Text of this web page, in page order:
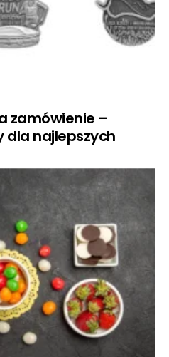
zamówienie –
najlepszych